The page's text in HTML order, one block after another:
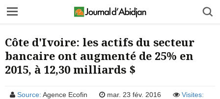
Côte d'Ivoire: les actifs du secteur
bancaire ont augmenté de 25% en
2015, à 12,30 milliards $
Source: Agence Ecofin mar. 23 fév. 2016
Visites: